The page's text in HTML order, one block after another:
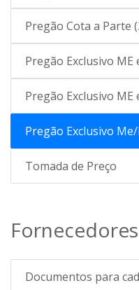
Pregão Cota a Parte
Pregão Exclusivo ME
Pregão Exclusivo ME
Pregão Exclusivo
Tomada de Preço
Fornecedores
Documentos para